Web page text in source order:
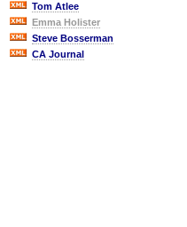
Tom Atlee
Emma Holister
Steve Bosserman
CA Journal